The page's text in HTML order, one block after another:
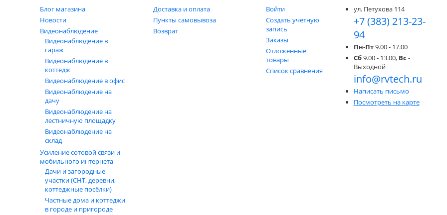
Блог магазина
Новости
Видеонаблюдение
Видеонаблюдение в
гараж
Видеонаблюдение в
коттедж
Видеонаблюдение в офис
Видеонаблюдение на
дачу
Видеонаблюдение на
лестничную площадку
Видеонаблюдение на
склад
Усиление сотовой связи и
мобильного интернета
Дачи и загородные
участки (СНТ, деревни,
коттеджные посёлки)
Частные дома и коттеджи
в городе и пригороде
Доставка и оплата
Пункты самовывоза
Возврат
Войти
Создать учетную
запись
Заказы
Отложенные
товары
Список сравнения
ул. Петухова 114
+7 (383) 213-23-
94
Пн-Пт9.00 - 17.00
Сб9.00 - 13.00, Вс -
Выходной
info@rvtech.ru
Написать письмо
Посмотреть на карте